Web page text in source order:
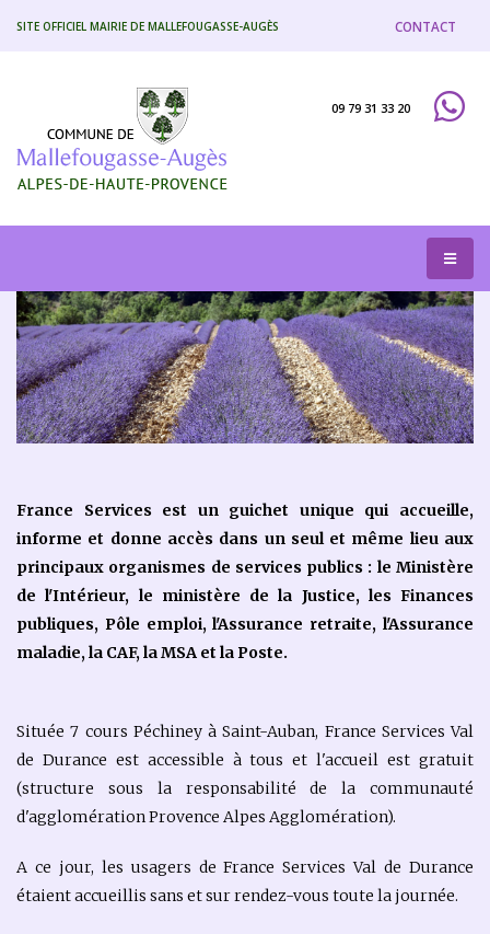
SITE OFFICIEL MAIRIE DE MALLEFOUGASSE-AUGÈS CONTACT
09 79 31 33 20
France Services est un guichet unique qui accueille,
informe et donne accès dans un seul et même lieu aux
principaux organismes de services publics : le Ministère
de l'Intérieur, le ministère de la Justice, les Finances
publiques, Pôle emploi, l'Assurance retraite, l'Assurance
maladie, la CAF, la MSA et la Poste.
Située 7 cours Péchiney à Saint-Auban, France Services Val
de Durance est accessible à tous et l'accueil est gratuit
(structure sous la responsabilité de la communauté
d'agglomération Provence Alpes Agglomération).
A ce jour, les usagers de France Services Val de Durance
étaient accueillis sans et sur rendez-vous toute la journée.